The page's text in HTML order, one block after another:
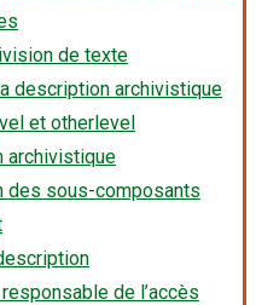
de texte
description archivistique
et otherlevel
archivistique
des sous-composants
de l’accès